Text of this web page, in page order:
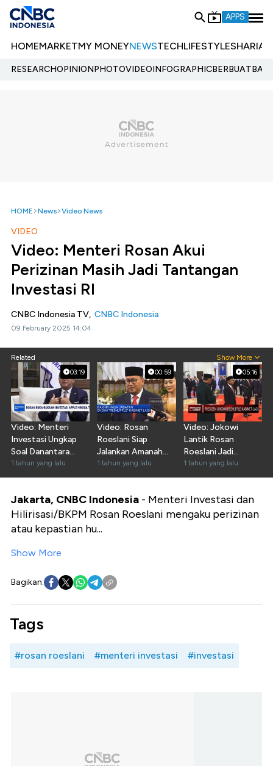
APPS
HOMEMARKETMY MONEYNEWSTECHLIFESTYLESHARIA
RESEARCHOPINIONPHOTOVIDEOINFOGRAPHIC
HOME News Video News
VIDEO
Video: Menteri Rosan Akui
Perizinan Masih Jadi Tantangan
Investasi RI
CNBC Indonesia TV, CNBC Indonesia
09 February 2025 14:04
Related Show More
03:19
Video: Menteri
Investasi Ungkap
Soal Danantara
Hingga Gebrakan di
2025
1 tahun yang lalu
00:59
Video: Rosan
Roeslani Siap
Jalankan Amanah
Sebagai Menteri
Investasi
1 tahun yang lalu
05:16
Video: Jokowi
Lantik Rosan
Roeslani Jadi
Menteri Investasi
Ke-2
1 tahun yang lalu
Jakarta, CNBC Indonesia - Menteri Investasi dan
Hilirisasi/BKPM Rosan Roeslani mengaku perizinan
atau kepastian hu...
Show More
Bagikan:
Tags
#rosan roeslani #menteri investasi #investasi